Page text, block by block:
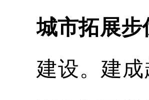
城市拓展步
建设。建